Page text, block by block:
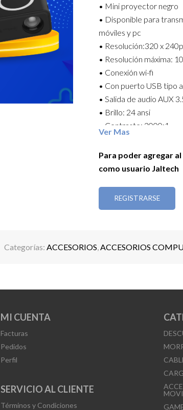
• Mini proyector negro
• Disponible para
móviles y pc
• Resolución:320 x 240p
• Resolución máxima:
• Conexión wi-fi
• Con puerto USB tipo
• Salida de audio AUX
• Brillo: 24 ansi
• Contraste: 3000:1
• Distancia de
• Zoom: 16:9/4:3
• Color: 16,7k
Ver Mas
Para poder agregar
como usuario Jaltech
REGISTRARSE
Categorías: ACCESORIOS,ACCESORIOS
MI CUENTA
Facturas
Pedidos
Perfil
SERVICIO AL CLIENTE
Términos y Condiciones